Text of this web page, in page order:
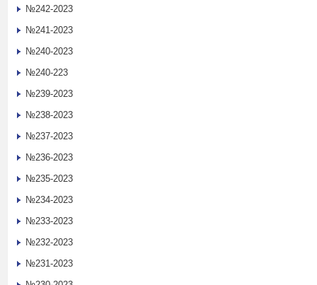
№242-2023
№241-2023
№240-2023
№240-223
№239-2023
№238-2023
№237-2023
№236-2023
№235-2023
№234-2023
№233-2023
№232-2023
№231-2023